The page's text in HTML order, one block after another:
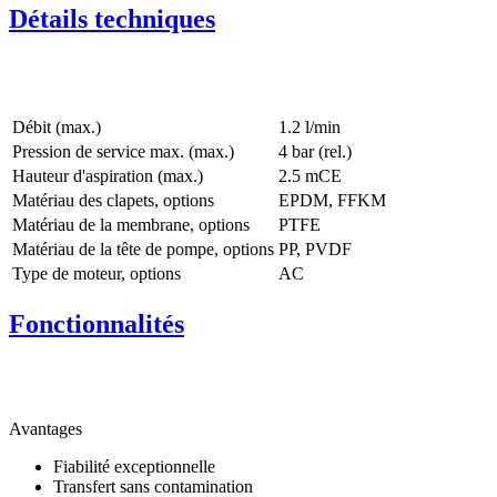
Détails techniques
Débit (max.)
1.2 l/min
Pression de service max. (max.)
4 bar (rel.)
Hauteur d'aspiration (max.)
2.5 mCE
Matériau des clapets, options
EPDM, FFKM
Matériau de la membrane, options
PTFE
Matériau de la tête de pompe, options PP, PVDF
Type de moteur, options
AC
Fonctionnalités
Avantages
Fiabilité exceptionnelle
Transfert sans contamination